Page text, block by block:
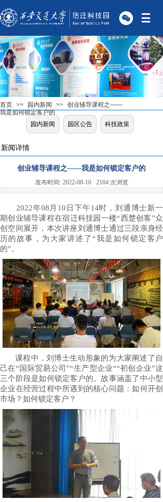
园内新闻 园区公告 科技政策
首页 >> 园内新闻 >> 创业辅导课程之——
我是如何锁定客户的
新闻详情
创业辅导课程之——我是如何锁定客户的
发布时间: 2022-08-10 2104 次浏览
2022年08月10日下午14时，刘通博士新一
期创业辅导课程在宿迁科技园一楼“西楚创客”众
创空间展开，本次讲座刘通博士通过三段亲身经
历的故事，为大家讲述了“我是如何锁定客户
的”。
课程中，刘博士生动形象的为大家阐述了自
己在“国际贸易公司”“生产型企业““初创企业”这
三个阶段是如何锁定客户的。故事涵盖了中小型
企业在经营过程中所遇到的核心问题：如何开创
市场？如何锁定客户？